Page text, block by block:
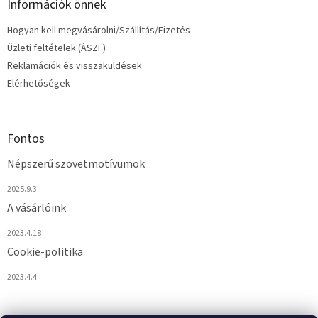
Információk önnek
Hogyan kell megvásárolni/Szállítás/Fizetés
Üzleti feltételek (ÁSZF)
Reklamációk és visszaküldések
Elérhetőségek
Fontos
Népszerű szövetmotívumok
2025.9.3
A vásárlóink
2023.4.18
Cookie-politika
2023.4.4